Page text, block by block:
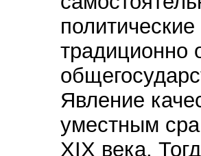
традиционно
Явление
уместным
XIX века.